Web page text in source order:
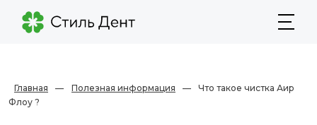
Главная — Полезная информация —
Что такое чистка Аир
Флоу ?